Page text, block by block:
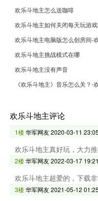
欢乐斗地主怎么送咖啡
欢乐斗地主如何关闭每天玩游
欢乐斗地主电脑版怎么创房间-
欢乐斗地主挑战模式在哪
欢乐斗地主没有声音
《欢乐斗地主》音乐怎么关？
欢乐斗地主评论
1楼华军网友2020-03-11
欢乐斗地主真好玩，大力推
2楼华军网友2022-03-17
欢乐斗地主超爱的，下载非
3楼华军网友2021-05-12